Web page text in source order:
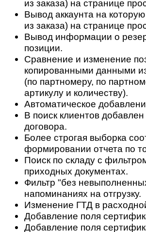
из заказа) на странице
Вывод аккаунта на
из заказа) на странице
Вывод информации о
позиции.
Сравнение и изменение
копированными данными
(по партномеру, по
артикулу и количеству).
Автоматическое
В поиск клиентов
договора.
Более строгая выборка
формировании отчета по
Поиск по складу с
приходных документах.
Фильтр "без
напоминаниях на отгрузку.
Изменение ГТД в
Добавление поля
Добавление поля